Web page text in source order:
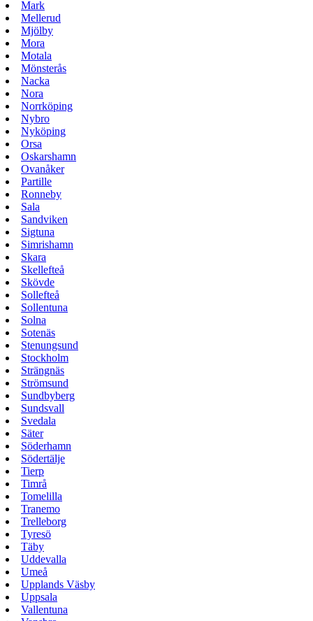
Mark
Mellerud
Mjölby
Mora
Motala
Mönsterås
Nacka
Nora
Norrköping
Nybro
Nyköping
Orsa
Oskarshamn
Ovanåker
Partille
Ronneby
Sala
Sandviken
Sigtuna
Simrishamn
Skara
Skellefteå
Skövde
Sollefteå
Sollentuna
Solna
Sotenäs
Stenungsund
Stockholm
Strängnäs
Strömsund
Sundbyberg
Sundsvall
Svedala
Säter
Söderhamn
Södertälje
Tierp
Timrå
Tomelilla
Tranemo
Trelleborg
Tyresö
Täby
Uddevalla
Umeå
Upplands Väsby
Uppsala
Vallentuna